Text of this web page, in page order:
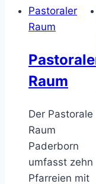
Pastoraler
Raum
Raum
Der Pastorale
Raum
Paderborn
umfasst zehn
Pfarreien mit